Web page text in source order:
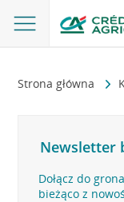
Strona główna
Newsletter
Dołącz do
bieżąco z